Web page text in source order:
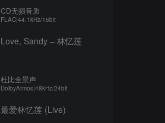
CD无损音质
FLAC|44.1kHz/16bit
Love, Sandy – 林忆莲
杜比全景声
DolbyAtmos|48kHz/24bit
最爱林忆莲 (Live)